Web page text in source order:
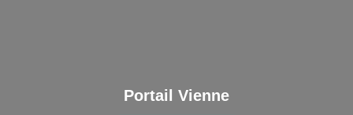
Portail Vienne